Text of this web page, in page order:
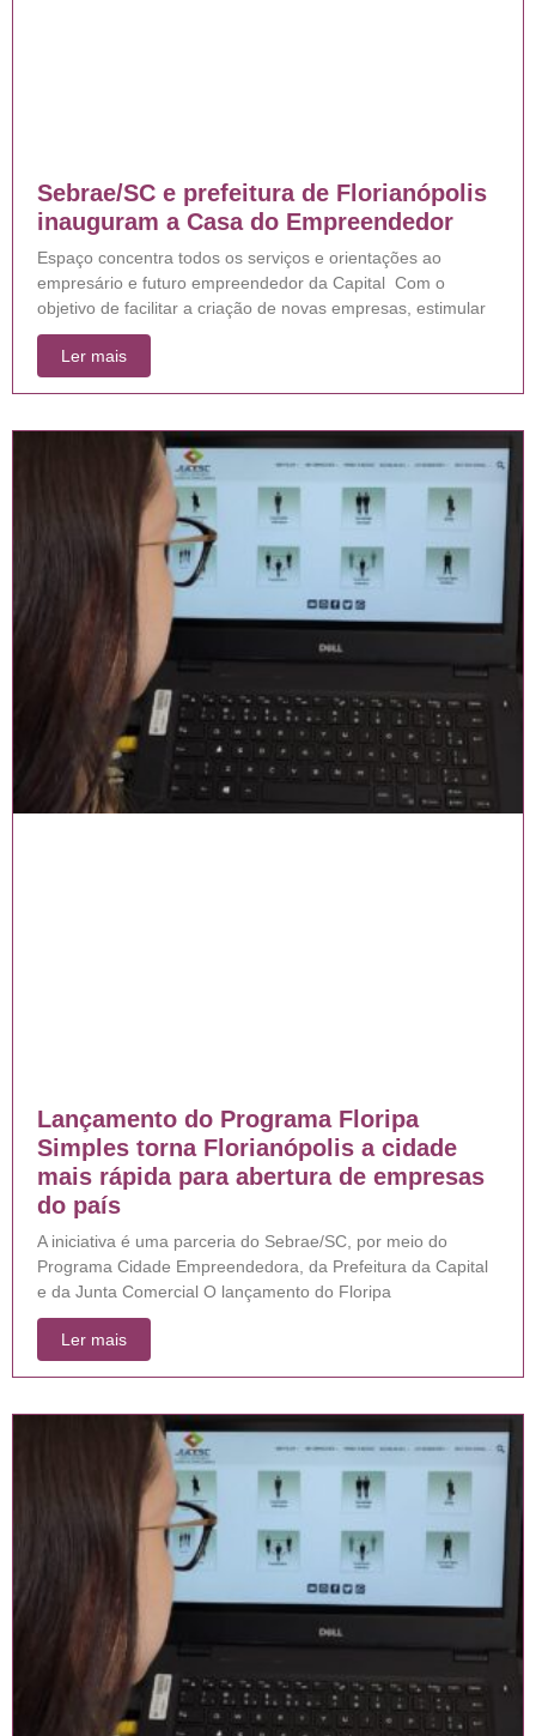
Sebrae/SC e prefeitura de Florianópolis
inauguram a Casa do Empreendedor
Espaço concentra todos os serviços e orientações ao
empresário e futuro empreendedor da Capital Com o
objetivo de facilitar a criação de novas empresas, estimular
Ler mais
Lançamento do Programa Floripa
Simples torna Florianópolis a cidade
mais rápida para abertura de empresas
do país
A iniciativa é uma parceria do Sebrae/SC, por meio do
Programa Cidade Empreendedora, da Prefeitura da Capital
e da Junta Comercial O lançamento do Floripa
Ler mais